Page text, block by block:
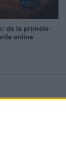
de la primele
online